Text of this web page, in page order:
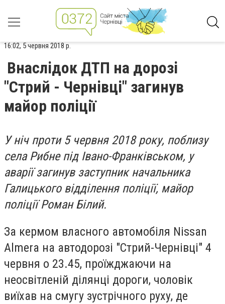
16:02, 5 червня 2018 р.
Внаслідок ДТП на дорозі
"Стрий - Чернівці" загинув
майор поліції
У ніч проти 5 червня 2018 року, поблизу
села Рибне під Івано-Франківськом, у
аварії загинув заступник начальника
Галицького відділення поліції, майор
поліції Роман Білий.
За кермом власного автомобіля Nissan
Almera на автодорозі "Стрий-Чернівці" 4
червня о 23.45, проїжджаючи на
неосвітленій ділянці дороги, чоловік
виїхав на смугу зустрічного руху, де